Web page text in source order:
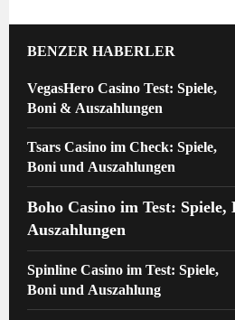
BENZER HABERLER
VegasHero Casino Test: Spiele,
Boni & Auszahlungen
Tsars Casino im Check: Spiele,
Boni und Auszahlungen
Boho Casino im Test: Spiele,
Auszahlungen
Spinline Casino im Test: Spiele,
Boni und Auszahlung